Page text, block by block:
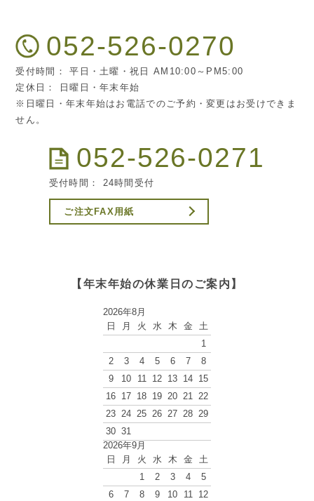
052-526-0270
受付時間： 平日・土曜・祝日 AM10:00～PM5:00
定休日： 日曜日・年末年始
※日曜日・年末年始はお電話でのご予約・変更はお受けできま
せん。
052-526-0271
受付時間： 24時間受付
ご注文FAX用紙
【年末年始の休業日のご案内】
2026年8月
日
月 火 水 木 金
土
1
2
3 4 5 6 7
8
9
10 11 12 13 14 15
16 17 18 19 20 21 22
23 24 25 26 27 28 29
30 31
2026年9月
日
月 火 水 木 金
土
1
2 3 4
5
6
7 8 9 10 11
12